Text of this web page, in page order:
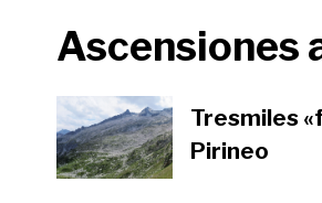
Ascensiones
Tresmiles
Pirineo